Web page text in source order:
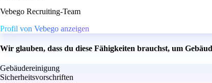
Vebego Recruiting-Team
Profil von Vebego anzeigen
Wir glauben, dass du diese Fähigkeiten brauchst, um
Gebäudereinigung
Sicherheitsvorschriften